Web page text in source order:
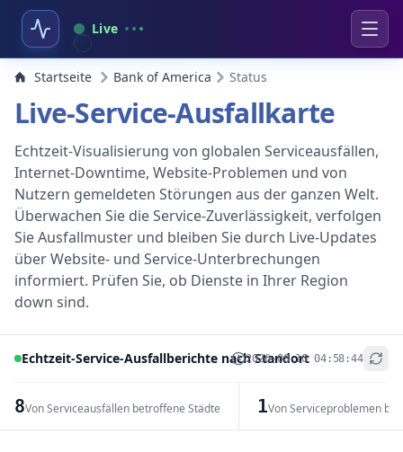
Live
Startseite Bank of America Status
Live-Service-Ausfallkarte
Echtzeit-Visualisierung von globalen Serviceausfällen,
Internet-Downtime, Website-Problemen und von
Nutzern gemeldeten Störungen aus der ganzen Welt.
Überwachen Sie die Service-Zuverlässigkeit, verfolgen
Sie Ausfallmuster und bleiben Sie durch Live-Updates
über Website- und Service-Unterbrechungen
informiert. Prüfen Sie, ob Dienste in Ihrer Region
down sind.
Echtzeit-Service-Ausfallberichte nach Standort
2026-08-10 04:58:44
8Von Serviceausfällen betroffene Städte 1Von Serviceproblemen
+